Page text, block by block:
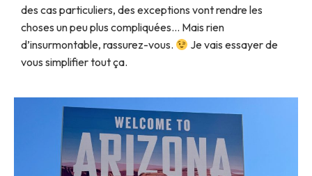
des cas particuliers, des exceptions vont rendre les
choses un peu plus compliquées… Mais rien
d’insurmontable, rassurez-vous.
Je vais essayer de
vous simplifier tout ça.